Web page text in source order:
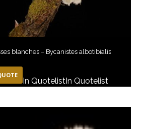
blanches – Bycanistes albotibialis
In Quotelist In Quotelist